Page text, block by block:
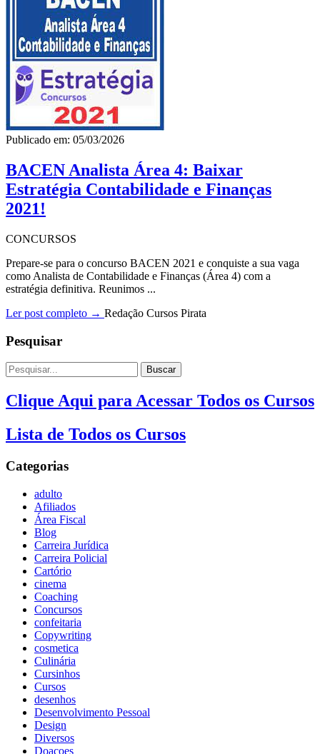
Publicado em: 05/03/2026
BACEN Analista Área 4: Baixar
Estratégia Contabilidade e Finanças
2021!
CONCURSOS
Prepare-se para o concurso BACEN 2021 e conquiste a sua vaga
como Analista de Contabilidade e Finanças (Área 4) com a
estratégia definitiva. Reunimos ...
Ler post completo → Redação Cursos Pirata
Pesquisar
Buscar
Clique Aqui para Acessar Todos os Cursos
Lista de Todos os Cursos
Categorias
adulto
Afiliados
Área Fiscal
Blog
Carreira Jurídica
Carreira Policial
Cartório
cinema
Coaching
Concursos
confeitaria
Copywriting
cosmetica
Culinária
Cursinhos
Cursos
desenhos
Desenvolvimento Pessoal
Design
Diversos
Doaçoes